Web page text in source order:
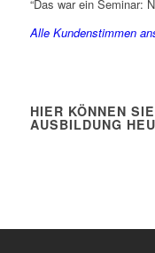
“Das war ein Seminar:
Alle Kundenstimmen
HIER KÖNNEN
AUSBILDUNG